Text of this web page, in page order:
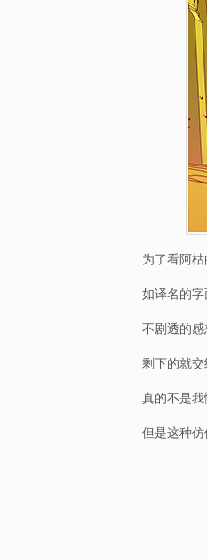
为了看阿
如译名的字
不剧透的感
剩下的就
真的不是
但是这种